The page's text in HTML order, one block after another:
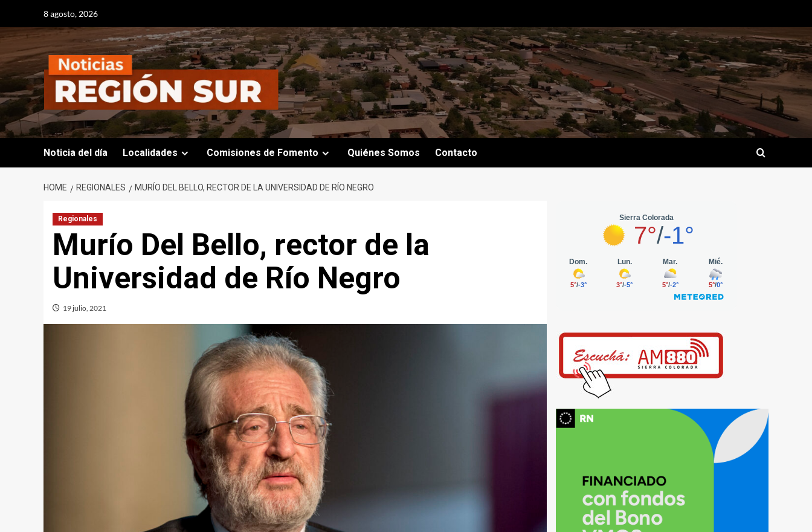
content
8 agosto, 2026
Noticia del día Localidades Comisiones de Fomento Quiénes Somos Contacto
HOME REGIONALES MURÍO DEL BELLO, RECTOR DE LA UNIVERSIDAD DE RÍO NEGRO
Regionales
Murío Del Bello, rector de la
Universidad de Río Negro
19 julio, 2021